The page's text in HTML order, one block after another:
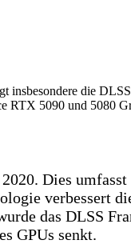
die
RTX 5090 und 5080
Dies
verbessert
das DLSS
GPUs senkt.